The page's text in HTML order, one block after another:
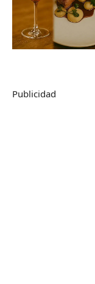
Publicidad